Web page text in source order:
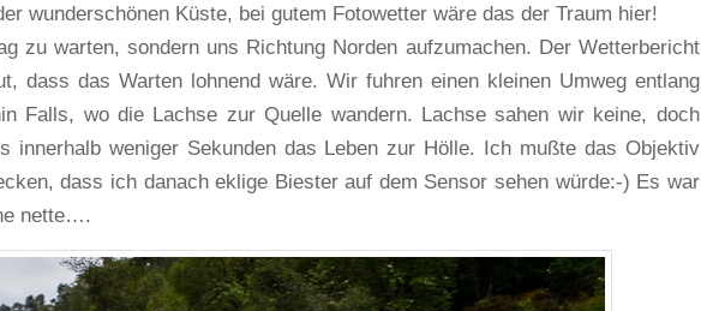
wunderschönen Küste, bei gutem Fotowetter wäre das der Traum hier!
zu warten, sondern uns Richtung Norden aufzumachen. Der Wetterbericht
dass das Warten lohnend wäre. Wir fuhren einen kleinen Umweg entlang
Falls, wo die Lachse zur Quelle wandern. Lachse sahen wir keine, doch
innerhalb weniger Sekunden das Leben zur Hölle. Ich mußte das Objektiv
dass ich danach eklige Biester auf dem Sensor sehen würde:-) Es war
nette….